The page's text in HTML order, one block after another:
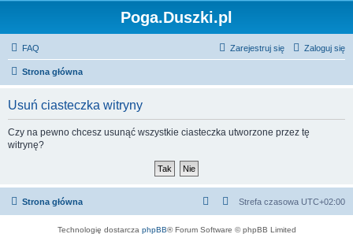
Poga.Duszki.pl
FAQ Zaloguj się
Zarejestruj się
Strona główna
Usuń ciasteczka witryny
Czy na pewno chcesz usunąć wszystkie ciasteczka utworzone przez tę
witrynę?
Strona główna Strefa czasowa UTC+02:00
Technologię dostarcza phpBB® Forum Software © phpBB Limited